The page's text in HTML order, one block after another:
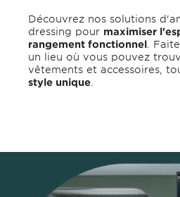
Découvrez nos solutions
dressing pour maximiser
rangement fonctionnel .
un lieu où vous pouvez
vêtements et accessoires,
style unique